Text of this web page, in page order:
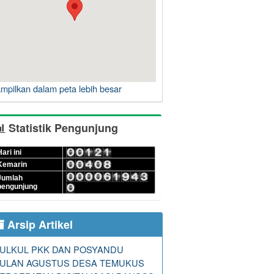
dalam peta lebih besar
Statistik Pengunjung
ini
Arsip Artikel
PKK DAN POSYANDU
AGUSTUS DESA TEMUKUS